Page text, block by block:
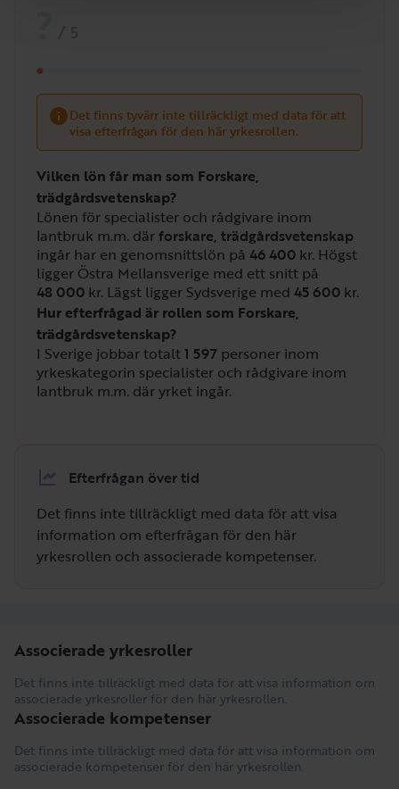
Det finns tyvärr inte tillräckligt med data för att
visa efterfrågan för den här yrkesrollen.
Vilken lön får man som Forskare,
trädgårdsvetenskap?
Lönen för specialister och rådgivare inom
lantbruk m.m. därforskare, trädgårdsvetenskap
ingår har en genomsnittslön på 46 400 kr. Högst
ligger Östra Mellansverige med ett snitt på
48 000 kr. Lägst ligger Sydsverige med 45 600 kr.
Hur efterfrågad är rollen som Forskare,
trädgårdsvetenskap?
I Sverige jobbar totalt1 597 personer inom
yrkeskategorin specialister och rådgivare inom
lantbruk m.m. där yrket ingår.
Efterfrågan över tid
Det finns inte tillräckligt med data för att visa
information om efterfrågan för den här
yrkesrollen och associerade kompetenser.
Associerade yrkesroller
Det finns inte tillräckligt med data för att visa information om
associerade yrkesroller för den här yrkesrollen.
Associerade kompetenser
Det finns inte tillräckligt med data för att visa information om
associerade kompetenser för den här yrkesrollen.